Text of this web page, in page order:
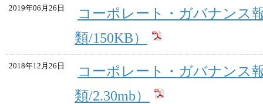
2019年06月26日
コーポレート・ガバナンス
類/150KB）
2018年12月26日
コーポレート・ガバナンス
類/2.30mb）